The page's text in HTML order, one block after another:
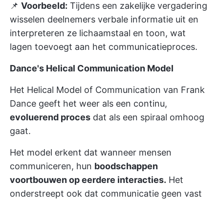
📌 Voorbeeld: Tijdens een zakelijke vergadering
wisselen deelnemers verbale informatie uit en
interpreteren ze lichaamstaal en toon, wat
lagen toevoegt aan het communicatieproces.
Dance's Helical Communication Model
Het Helical Model of Communication van Frank
Dance geeft het weer als een continu,
evoluerend proces dat als een spiraal omhoog
gaat.
Het model erkent dat wanneer mensen
communiceren, hun boodschappen
voortbouwen op eerdere interacties. Het
onderstreept ook dat communicatie geen vast